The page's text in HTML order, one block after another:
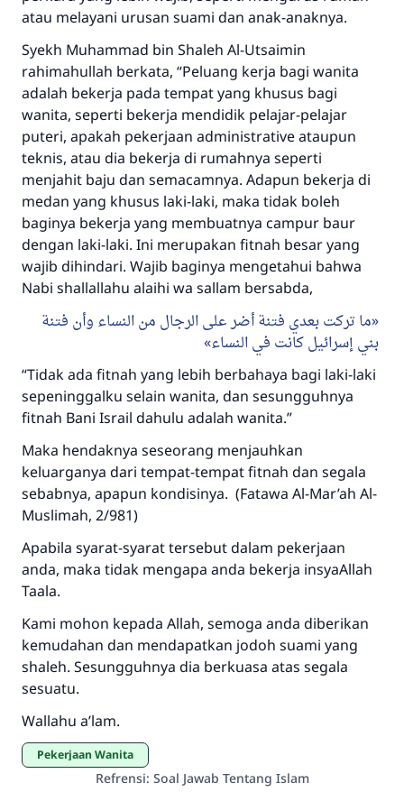
atau melayani urusan suami dan anak-anaknya.
Syekh Muhammad bin Shaleh Al-Utsaimin
rahimahullah berkata, “Peluang kerja bagi wanita
adalah bekerja pada tempat yang khusus bagi
wanita, seperti bekerja mendidik pelajar-pelajar
puteri, apakah pekerjaan administrative ataupun
teknis, atau dia bekerja di rumahnya seperti
menjahit baju dan semacamnya. Adapun bekerja di
medan yang khusus laki-laki, maka tidak boleh
baginya bekerja yang membuatnya campur baur
dengan laki-laki. Ini merupakan fitnah besar yang
wajib dihindari. Wajib baginya mengetahui bahwa
Nabi shallallahu alaihi wa sallam bersabda,
ما تركت بعدي فتنة أضر على الرجال من النساء وأن فتنة
بني إسرائيل كانت في النساء
“Tidak ada fitnah yang lebih berbahaya bagi laki-laki
sepeninggalku selain wanita, dan sesungguhnya
fitnah Bani Israil dahulu adalah wanita.”
Maka hendaknya seseorang menjauhkan
keluarganya dari tempat-tempat fitnah dan segala
sebabnya, apapun kondisinya. (Fatawa Al-Mar’ah Al-
Muslimah, 2/981)
Apabila syarat-syarat tersebut dalam pekerjaan
anda, maka tidak mengapa anda bekerja insyaAllah
Taala.
Kami mohon kepada Allah, semoga anda diberikan
kemudahan dan mendapatkan jodoh suami yang
shaleh. Sesungguhnya dia berkuasa atas segala
sesuatu.
Wallahu a’lam.
Pekerjaan Wanita
Refrensi: Soal Jawab Tentang Islam